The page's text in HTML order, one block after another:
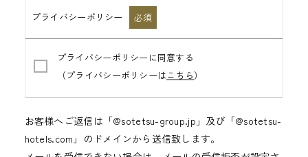
プライバシーポリシー 必須
プライバシーポリシーに同意する
（プライバシーポリシーはこちら）
お客様へご返信は「@sotetsu-group.jp」及び「@sotetsu-
hotels.com」のドメインから送信致します。